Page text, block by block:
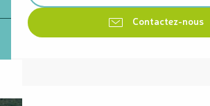
Contactez-nous
Description